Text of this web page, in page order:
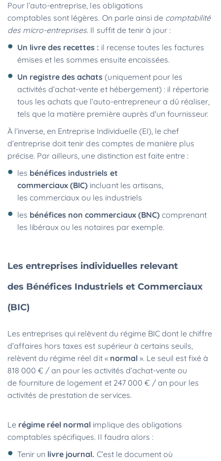
Pour l’auto-entreprise, les obligations
comptables sont légères. On parle ainsi de comptabilité
des micro-entreprises. Il suffit de tenir à jour :
Un livre des recettes : il recense toutes les factures
émises et les sommes ensuite encaissées.
Un registre des achats (uniquement pour les
activités d’achat-vente et hébergement) : il répertorie
tous les achats que l’auto-entrepreneur a dû réaliser,
tels que la matière première auprès d'un fournisseur.
À l’inverse, en Entreprise Individuelle (EI), le chef
d’entreprise doit tenir des comptes de manière plus
précise. Par ailleurs, une distinction est faite entre :
les bénéfices industriels et
commerciaux (BIC) incluant les artisans,
les commerciaux ou les industriels
les bénéfices non commerciaux (BNC)comprenant
les libéraux ou les notaires par exemple.
Les entreprises individuelles relevant
des Bénéfices Industriels et Commerciaux
(BIC)
Les entreprises qui relèvent du régime BIC dont le chiffre
d’affaires hors taxes est supérieur à certains seuils,
relèvent du régime réel dit « normal ». Le seuil est fixé à
818 000 € / an pour les activités d’achat-vente ou
de fourniture de logement et 247 000 € / an pour les
activités de prestation de services.
Le régime réel normal implique des obligations
comptables spécifiques. Il faudra alors :
Tenir un livre journal. C’est le document où